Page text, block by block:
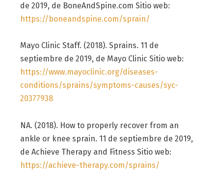
de 2019, de BoneAndSpine.com Sitio web:
https://boneandspine.com/sprain/
Mayo Clinic Staff. (2018). Sprains. 11 de
septiembre de 2019, de Mayo Clinic Sitio web:
https://www.mayoclinic.org/diseases-
conditions/sprains/symptoms-causes/syc-
20377938
NA. (2018). How to properly recover from an
ankle or knee sprain. 11 de septiembre de 2019,
de Achieve Therapy and Fitness Sitio web:
https://achieve-therapy.com/sprains/